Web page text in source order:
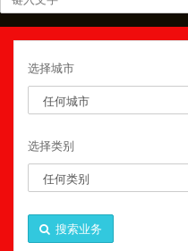
选择城市
选择类别
搜索业务